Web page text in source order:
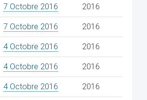
7 Octobre 2016 2016
7 Octobre 2016 2016
4 Octobre 2016 2016
4 Octobre 2016 2016
4 Octobre 2016 2016